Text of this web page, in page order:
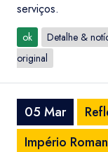
serviços.
ok
Detalhe &
original
05 Mar
Império